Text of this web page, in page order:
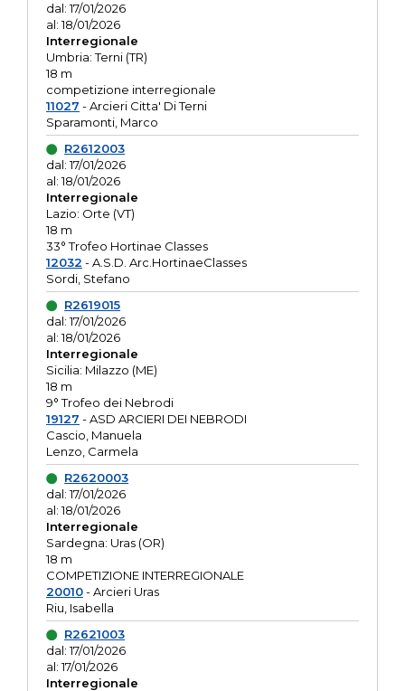
dal: 17/01/2026
al: 18/01/2026
Interregionale
Umbria: Terni (TR)
18 m
competizione interregionale
11027 - Arcieri Citta' Di Terni
Sparamonti, Marco
R2612003
dal: 17/01/2026
al: 18/01/2026
Interregionale
Lazio: Orte (VT)
18 m
33° Trofeo Hortinae Classes
12032 - A.S.D. Arc.HortinaeClasses
Sordi, Stefano
R2619015
dal: 17/01/2026
al: 18/01/2026
Interregionale
Sicilia: Milazzo (ME)
18 m
9° Trofeo dei Nebrodi
19127 - ASD ARCIERI DEI NEBRODI
Cascio, Manuela
Lenzo, Carmela
R2620003
dal: 17/01/2026
al: 18/01/2026
Interregionale
Sardegna: Uras (OR)
18 m
COMPETIZIONE INTERREGIONALE
20010- Arcieri Uras
Riu, Isabella
R2621003
dal: 17/01/2026
al: 17/01/2026
Interregionale